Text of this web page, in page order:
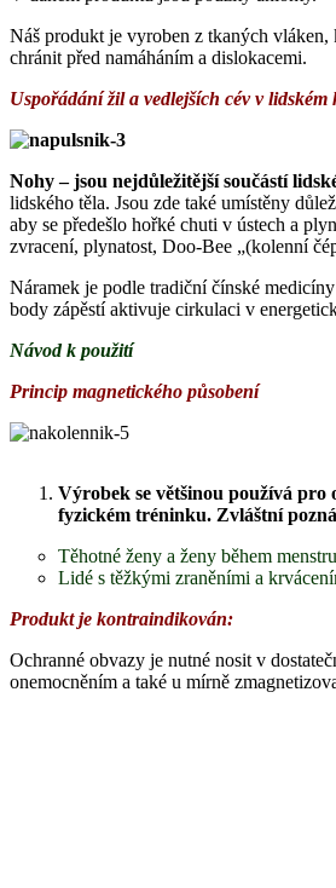
Náš produkt je vyroben z tkaných vláken,
chránit před namáháním a dislokacemi.
Uspořádání žil a vedlejších cév v lidském
Nohy – jsou nejdůležitější součástí
lidského těla. Jsou zde také umístěny
aby se předešlo hořké chuti v ústech a
zvracení, plynatost, Doo-Bee „(kolenní
Náramek je podle tradiční čínské
body zápěstí aktivuje cirkulaci v
Návod k použití
Princip magnetického působení
Výrobek se většinou používá
fyzickém tréninku. Zvláštní
Těhotné ženy a ženy během
Lidé s těžkými zraněními a
Produkt je kontraindikován:
Ochranné obvazy je nutné nosit v
onemocněním a také u mírně